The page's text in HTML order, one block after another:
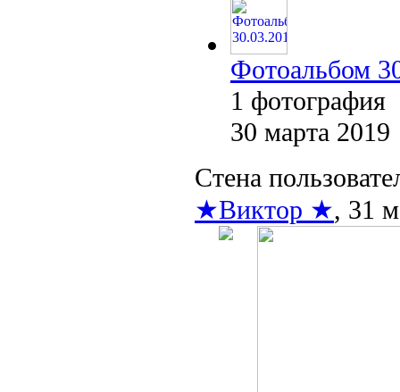
Фотоальбом
1 фотография
30 марта 2019
Стена
★Виктор ★, 31